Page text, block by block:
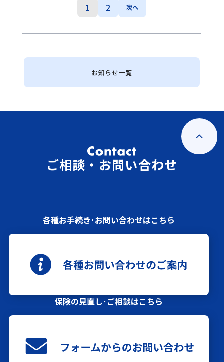
1 2 次へ
お知らせ一覧
ご相談・お問い合わせ
各種お手続き･お問い合わせはこちら
保険の見直し･ご相談はこちら